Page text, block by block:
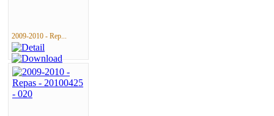
2009-2010 - Rep...